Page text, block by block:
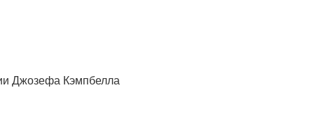
Джозефа Кэмпбелла